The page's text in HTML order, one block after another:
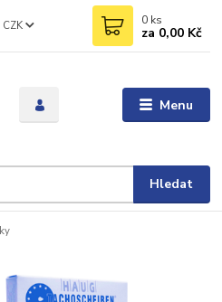
Menu
CZK
Hledat
0 ks
za 0,00 Kč